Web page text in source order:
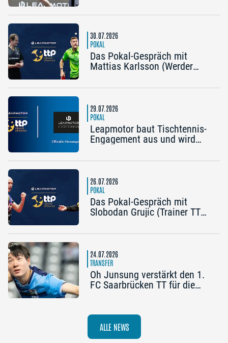
Tickets zum Preis von zwei
30.07.2026
POKAL
Das Pokal-Gespräch mit
Mattias Karlsson (Werder
(Trainer TTC Schwalbe
die frühe Chance auf etwas
Besonderes“
29.07.2026
POKAL
Leapmotor baut Tischtennis-
Engagement aus und wird
Grand Opening 2026 in
26.07.2026
POKAL
Das Pokal-Gespräch mit
Slobodan Grujic (Trainer TTC
Bad Homburg) und Daniel
Königshofen): „Es kann viel
passieren“
24.07.2026
TRANSFER
Oh Junsung verstärkt den 1.
FC Saarbrücken TT für die
ALLE NEWS